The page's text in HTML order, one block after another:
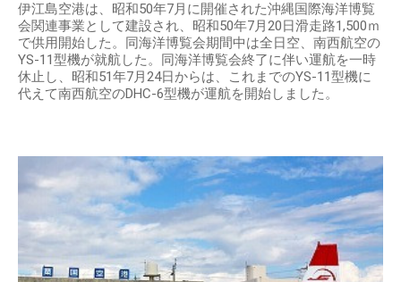
伊江島空港は、昭和50年7月に開催された沖縄国際海洋博覧
会関連事業として建設され、昭和50年7月20日滑走路1,500ｍ
で供用開始した。同海洋博覧会期間中は全日空、南西航空の
YS-11型機が就航した。同海洋博覧会終了に伴い運航を一時
休止し、昭和51年7月24日からは、これまでのYS-11型機に
代えて南西航空のDHC-6型機が運航を開始しました。